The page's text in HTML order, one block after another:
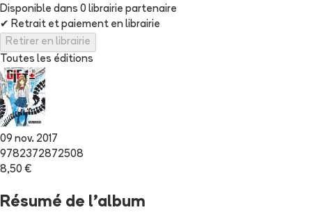
Disponible dans 0 librairie partenaire
✔ Retrait et paiement en librairie
Retirer en librairie
Toutes les éditions
09 nov. 2017
9782372872508
8,50 €
Résumé de l'album